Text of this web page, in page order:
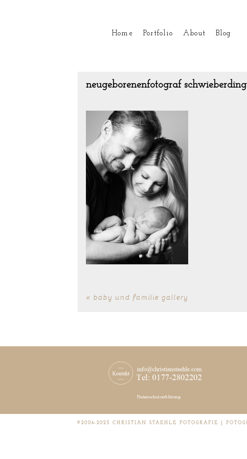
Home Portfolio About Blog
neugeborenenfotograf
« baby und familie gallery
©2006-2025 CHRISTIAN STAEHLE FOTOGRAFIE |